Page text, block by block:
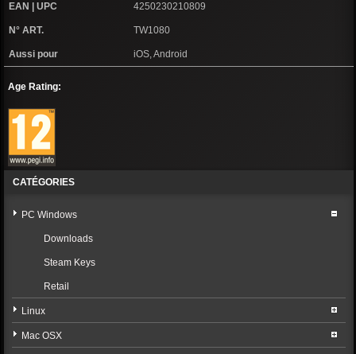
EAN | UPC 4250230210809
N° ART. TW1080
Aussi pour iOS, Android
Age Rating:
CATÉGORIES
PC Windows
Downloads
Steam Keys
Retail
Linux
Mac OSX